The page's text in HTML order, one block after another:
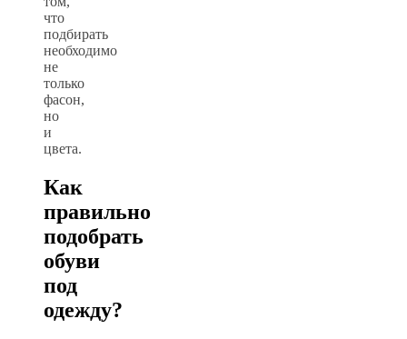
что
подбирать
необходимо
не
только
фасон,
но
и
цвета.
Как
правильно
подобрать
обуви
под
одежду?